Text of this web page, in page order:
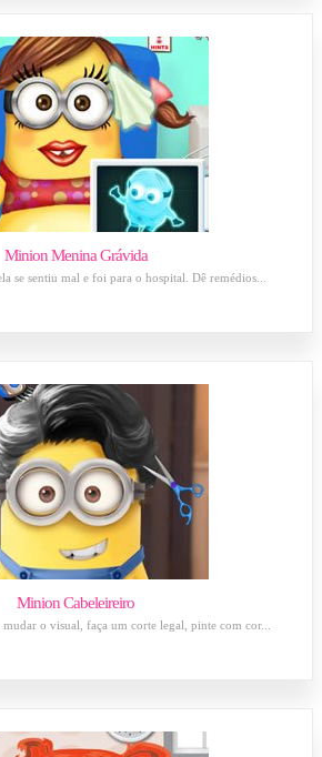
Minion Menina Grávida
se sentiu mal e foi para o hospital. Dê remédios...
Minion Cabeleireiro
o visual, faça um corte legal, pinte com cor...